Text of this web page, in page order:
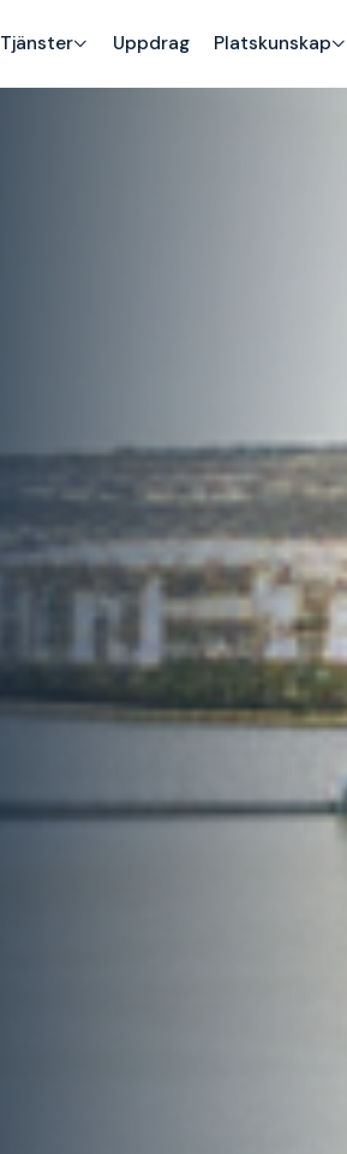
Tjänster Uppdrag Platskunskap